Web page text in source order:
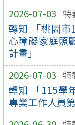
2026-07-03 特
轉知 「桃園
心障礙家庭照
計畫」
2026-07-03 特
轉知 「115學
專業工作人員